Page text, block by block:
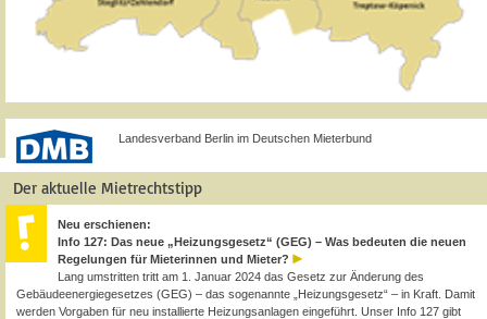
Landesverband Berlin im Deutschen Mieterbund
Der aktuelle Mietrechtstipp
Neu erschienen:
Info 127: Das neue „Heizungsgesetz“ (GEG) – Was bedeuten die neuen
Regelungen für Mieterinnen und Mieter?
Lang umstritten tritt am 1. Januar 2024 das Gesetz zur Änderung des
Gebäudeenergiegesetzes (GEG) – das sogenannte „Heizungsgesetz“ – in Kraft. Damit
werden Vorgaben für neu installierte Heizungsanlagen eingeführt. Unser Info 127 gibt